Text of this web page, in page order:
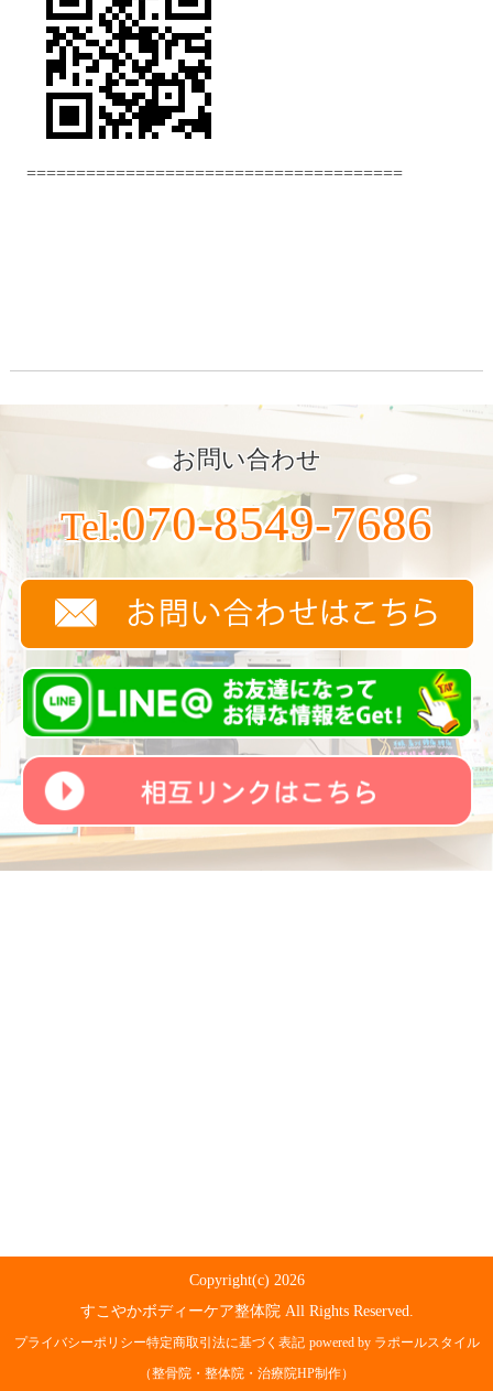
======================================
お問い合わせ
Tel:070-8549-7686
Copyright(c) 2026
すこやかボディーケア整体院 All Rights Reserved.
プライバシーポリシー特定商取引法に基づく表記 powered by ラポールスタイル
（整骨院・整体院・治療院HP制作）